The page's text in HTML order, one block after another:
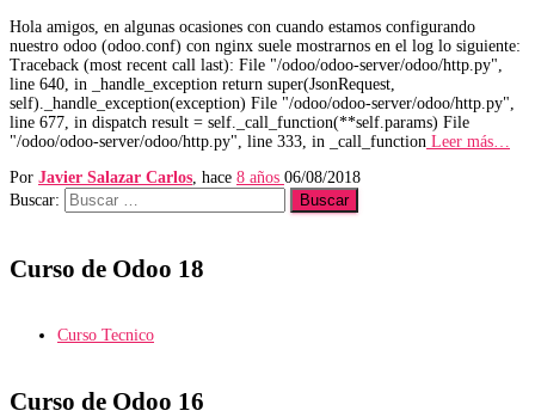
Hola amigos, en algunas ocasiones con cuando estamos configurando
nuestro odoo (odoo.conf) con nginx suele mostrarnos en el log lo siguiente:
Traceback (most recent call last): File "/odoo/odoo-server/odoo/http.py",
line 640, in _handle_exception return super(JsonRequest,
self)._handle_exception(exception) File "/odoo/odoo-server/odoo/http.py",
line 677, in dispatch result = self._call_function(**self.params) File
"/odoo/odoo-server/odoo/http.py", line 333, in _call_function Leer más…
Por Javier Salazar Carlos , hace 8 años 06/08/2018
Buscar:
Curso de Odoo 18
Curso Tecnico
Curso de Odoo 16